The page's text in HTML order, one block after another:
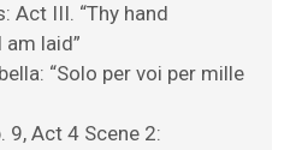
Act III. “Thy hand
am laid”
“Solo per voi per mille
9, Act 4 Scene 2: